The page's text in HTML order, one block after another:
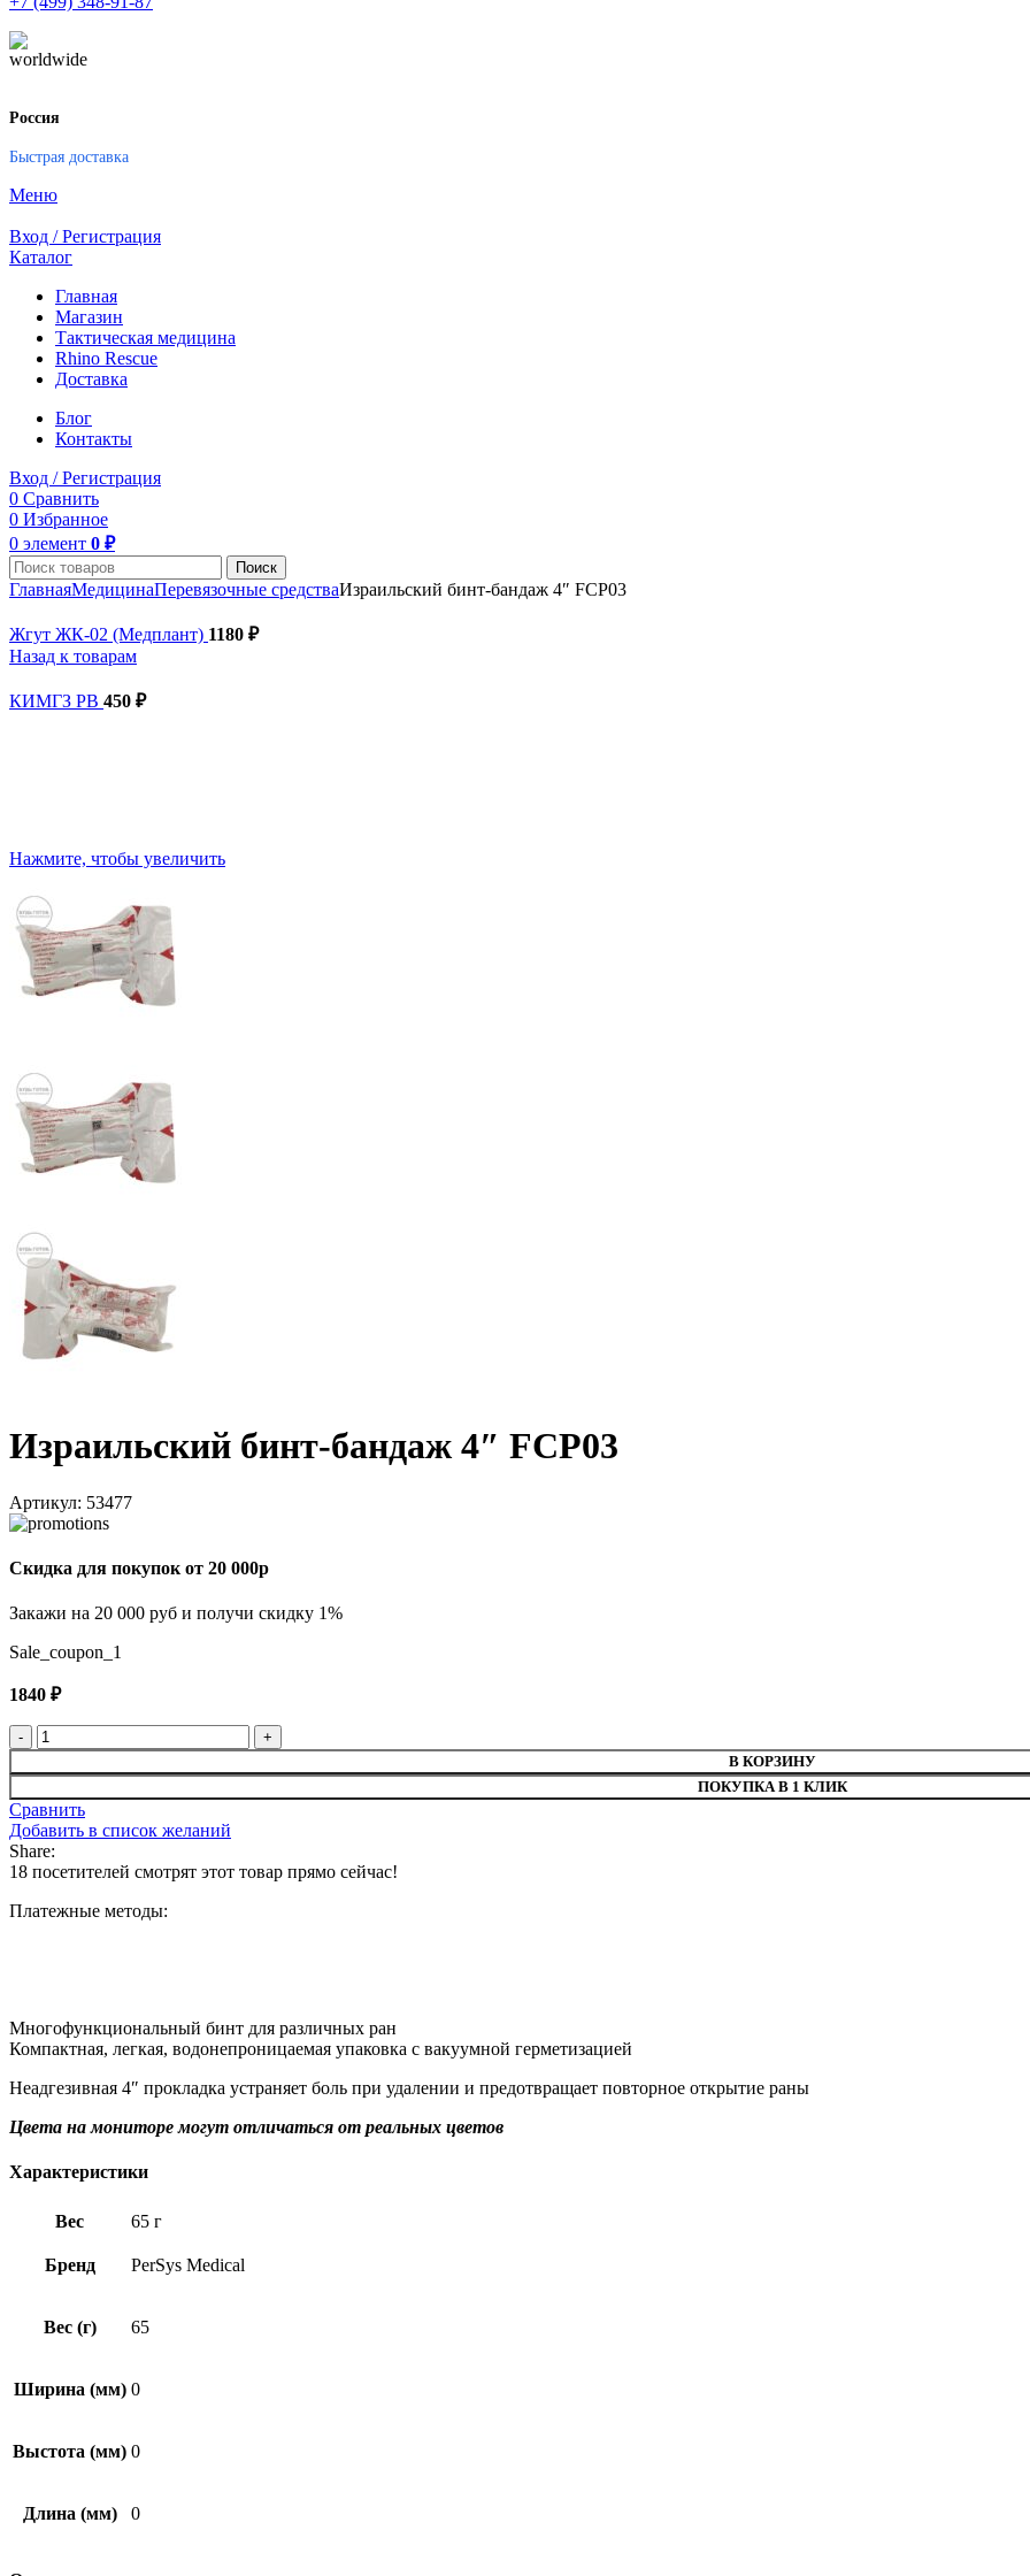
Россия
Быстрая доставка
Меню
Вход / Регистрация
Каталог
Главная
Магазин
Тактическая медицина
Rhino Rescue
Доставка
Блог
Контакты
Вход / Регистрация
0 Сравнить
0 Избранное
0 элемент 0 ₽
Поиск
ГлавнаяМедицинаПеревязочные средстваИзраильский бинт-бандаж 4″ FCP03
Жгут ЖК-02 (Медплант) 1180 ₽
Назад к товарам
КИМГЗ РВ 450 ₽
Нажмите, чтобы увеличить
Израильский бинт-бандаж 4″ FCP03
Артикул: 53477
Скидка для покупок от 20 000р
Закажи на 20 000 руб и получи скидку 1%
Sale_coupon_1
1840 ₽
Количество
товара
Израильский
бинт-
бандаж
4"
FCP03
В КОРЗИНУ
ПОКУПКА В 1 КЛИК
Сравнить
Добавить в список желаний
Share:
18 посетителей смотрят этот товар прямо сейчас!
Платежные методы:
Многофункциональный бинт для различных ран
Компактная, легкая, водонепроницаемая упаковка с вакуумной герметизацией
Неадгезивная 4″ прокладка устраняет боль при удалении и предотвращает повторное открытие раны
Цвета на мониторе могут отличаться от реальных цветов
Характеристики
Вес 65 г
Бренд PerSys Medical
Вес (г) 65
Ширина (мм) 0
Выстота (мм) 0
Длина (мм) 0